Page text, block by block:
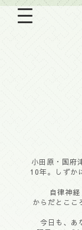
小田原・国府
10年。しずか
自律神
からだとここ
今日も、あ